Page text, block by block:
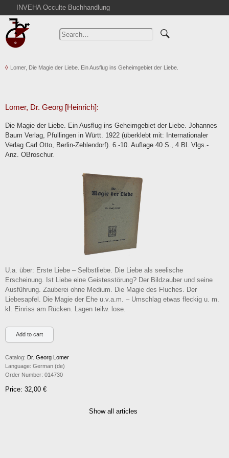
INVEHA Occulte Buchhandlung
Home
Advanced Search
Cart
Contact
Terms
Lomer, Die Magie der Liebe. Ein Ausflug ins Geheimgebiet der Liebe.
Lomer, Dr. Georg [Heinrich]:
Die Magie der Liebe. Ein Ausflug ins Geheimgebiet der Liebe. Johannes
Baum Verlag, Pfullingen in Württ. 1922 (überklebt mit: Internationaler
Verlag Carl Otto, Berlin-Zehlendorf). 6.-10. Auflage 40 S., 4 Bl. Vlgs.-
Anz. OBroschur.
U.a. über: Erste Liebe – Selbstliebe. Die Liebe als seelische
Erscheinung. Ist Liebe eine Geistesstörung? Der Bildzauber und seine
Ausführung. Zauberei ohne Medium. Die Magie des Fluches. Der
Liebesapfel. Die Magie der Ehe u.v.a.m. – Umschlag etwas fleckig u. m.
kl. Einriss am Rücken. Lagen teilw. lose.
Catalog: Dr. Georg Lomer
Language: German (de)
Order Number: 014730
Price: 32,00 €
Show all articles